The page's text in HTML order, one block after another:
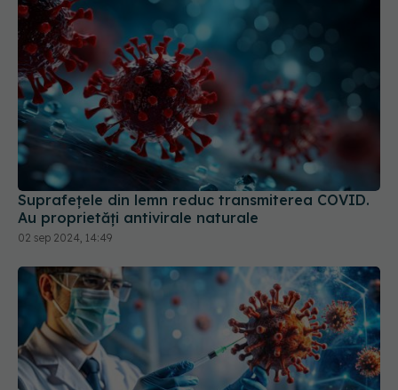
Suprafețele din lemn reduc transmiterea COVID.
Au proprietăți antivirale naturale
02 sep 2024, 14:49